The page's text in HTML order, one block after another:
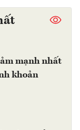
mạnh nhất
khoản